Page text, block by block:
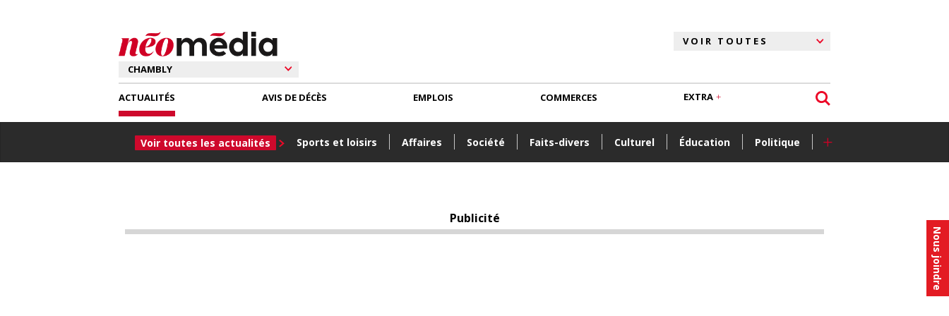
Nous joindre
ACTUALITÉS
Voir toutes les actualités Sports et loisirs Affaires Société Faits-divers Culturel Éducation Politique +
AVIS DE DÉCÈS EMPLOIS COMMERCES EXTRA
Publicité